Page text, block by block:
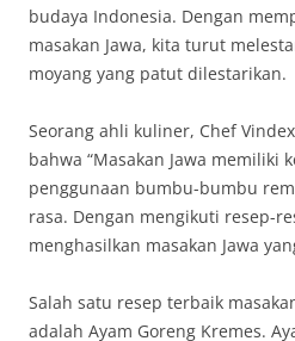
budaya Indonesia. Dengan
masakan Jawa, kita turut
moyang yang patut dilestarikan.
Seorang ahli kuliner, Chef
bahwa “Masakan Jawa memiliki
penggunaan bumbu-bumbu
rasa. Dengan mengikuti resep-
menghasilkan masakan Jawa
Salah satu resep terbaik
adalah Ayam Goreng Kremes.